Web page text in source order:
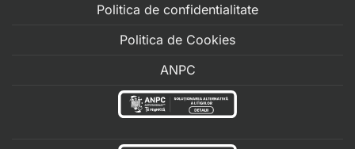
Politica de confidentialitate
Politica de Cookies
ANPC